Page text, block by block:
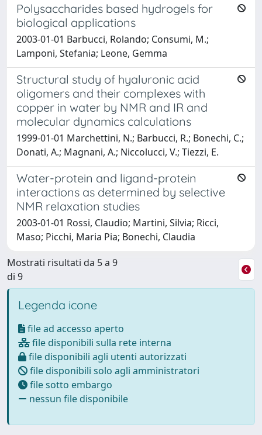
Polysaccharides based hydrogels for
biological applications
2003-01-01 Barbucci, Rolando; Consumi, M.;
Lamponi, Stefania; Leone, Gemma
Structural study of hyaluronic acid
oligomers and their complexes with
copper in water by NMR and IR and
molecular dynamics calculations
1999-01-01 Marchettini, N.; Barbucci, R.; Bonechi, C.;
Donati, A.; Magnani, A.; Niccolucci, V.; Tiezzi, E.
Water-protein and ligand-protein
interactions as determined by selective
NMR relaxation studies
2003-01-01 Rossi, Claudio; Martini, Silvia; Ricci,
Maso; Picchi, Maria Pia; Bonechi, Claudia
Mostrati risultati da 5 a 9
di 9
Legenda icone
file ad accesso aperto
file disponibili sulla rete interna
file disponibili agli utenti autorizzati
file disponibili solo agli amministratori
file sotto embargo
nessun file disponibile